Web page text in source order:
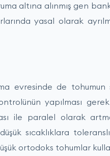
altına alınmış gen
yasal olarak
evresinde de tohumun
yapılması
ile paralel olarak
sıcaklıklara
ortodoks tohumlar